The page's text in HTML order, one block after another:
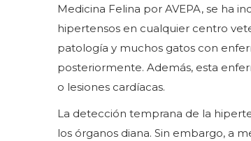
Medicina Felina por AVEPA, se ha
hipertensos en cualquier centro
patología y muchos gatos con
posteriormente. Además, esta
o lesiones cardíacas.
La detección temprana de la
los órganos diana. Sin embargo, a